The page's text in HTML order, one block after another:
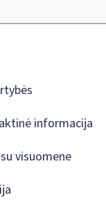
informacija
visuomene